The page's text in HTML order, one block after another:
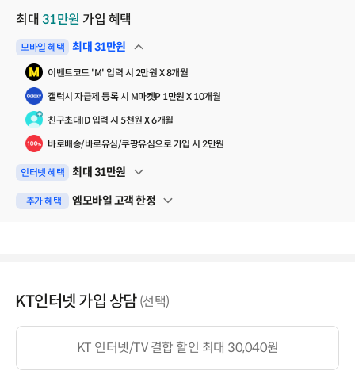
최대 31만원 가입 혜택
모바일 혜택 최대 31만원
펼쳐보기
이벤트코드 'M' 입력 시 2만원 X 8개월
갤럭시 자급제 등록 시 M마켓P 1만원 X 10개월
친구초대ID 입력 시 5천원 X 6개월
바로배송/바로유심/쿠팡유심으로 가입 시 2만원
인터넷 혜택 최대 31만원
펼쳐보기
추가 혜택 엠모바일 고객 한정
펼쳐보기
KT인터넷 가입 상담 (선택)
KT 인터넷/TV 결합 할인 최대 30,040원